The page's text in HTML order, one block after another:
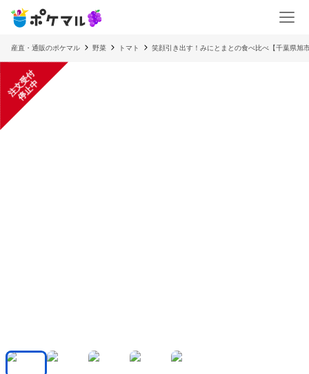
産直・通販のポケマル 野菜 トマト 笑顔引き出す！みにとまとの食べ比べ【千葉県旭
注
文
受
付
停
止
中